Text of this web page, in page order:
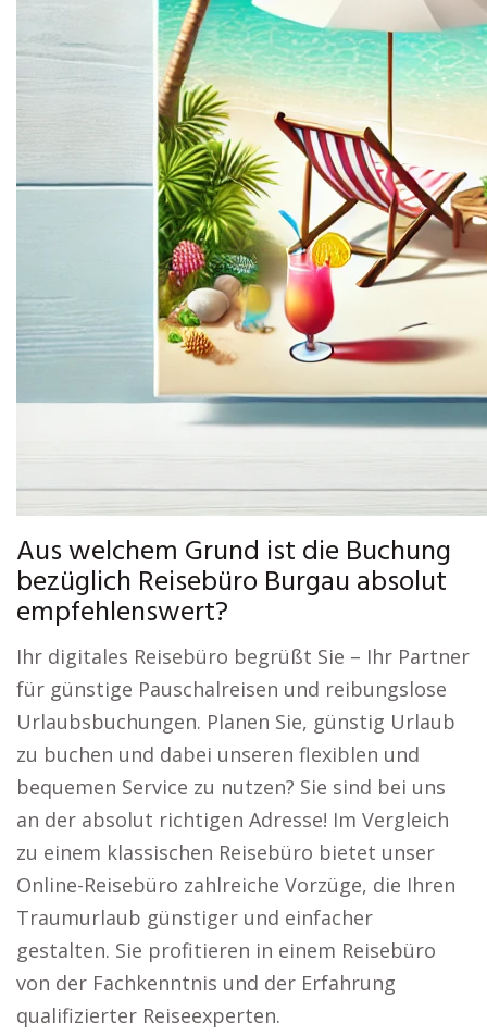
Aus welchem Grund ist die Buchung
bezüglich Reisebüro Burgau absolut
empfehlenswert?
Ihr digitales Reisebüro begrüßt Sie – Ihr Partner
für günstige Pauschalreisen und reibungslose
Urlaubsbuchungen. Planen Sie, günstig Urlaub
zu buchen und dabei unseren flexiblen und
bequemen Service zu nutzen? Sie sind bei uns
an der absolut richtigen Adresse! Im Vergleich
zu einem klassischen Reisebüro bietet unser
Online-Reisebüro zahlreiche Vorzüge, die Ihren
Traumurlaub günstiger und einfacher
gestalten. Sie profitieren in einem Reisebüro
von der Fachkenntnis und der Erfahrung
qualifizierter Reiseexperten.